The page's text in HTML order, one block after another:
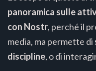
panoramica sulle
con Nostr, perché il
media, ma permette di
discipline, o di